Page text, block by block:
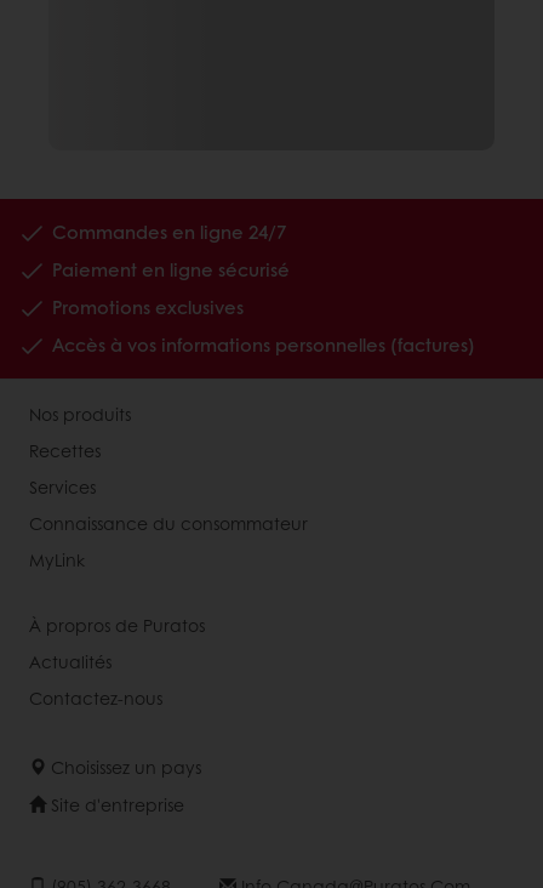
Commandes en ligne 24/7
Paiement en ligne sécurisé
Promotions exclusives
Accès à vos informations personnelles (factures)
Nos produits
Recettes
Services
Connaissance du consommateur
MyLink
À propros de Puratos
Actualités
Contactez-nous
Choisissez un pays
Site d'entreprise